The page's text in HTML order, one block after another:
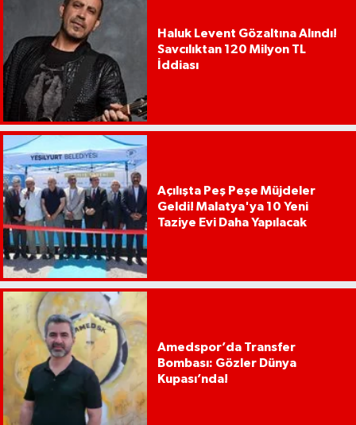
Haluk Levent Gözaltına Alındı!
Savcılıktan 120 Milyon TL
İddiası
Açılışta Peş Peşe Müjdeler
Geldi! Malatya'ya 10 Yeni
Taziye Evi Daha Yapılacak
Amedspor’da Transfer
Bombası: Gözler Dünya
Kupası’nda!